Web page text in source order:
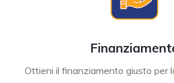
Ottieni il finanziamento giusto per